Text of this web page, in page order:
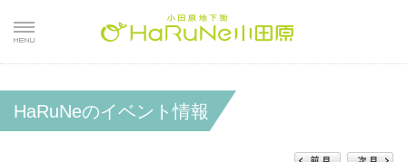
HaRuNeのイベント情報